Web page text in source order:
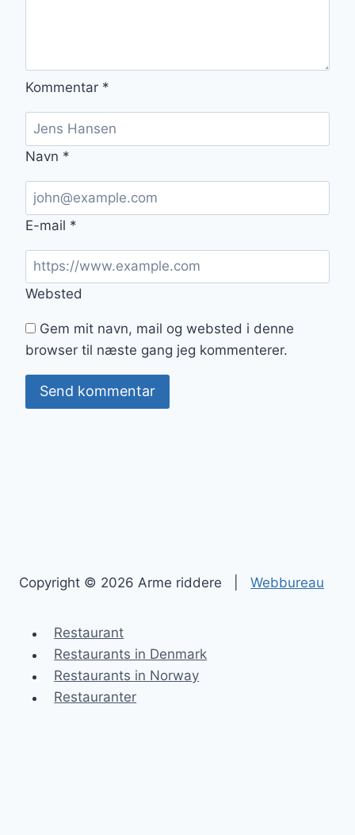
Kommentar *
Navn *
E-mail *
Websted
Gem mit navn, mail og websted i denne
browser til næste gang jeg kommenterer.
Copyright © 2026 Arme riddere | Webbureau
Restaurant
Restaurants in Denmark
Restaurants in Norway
Restauranter